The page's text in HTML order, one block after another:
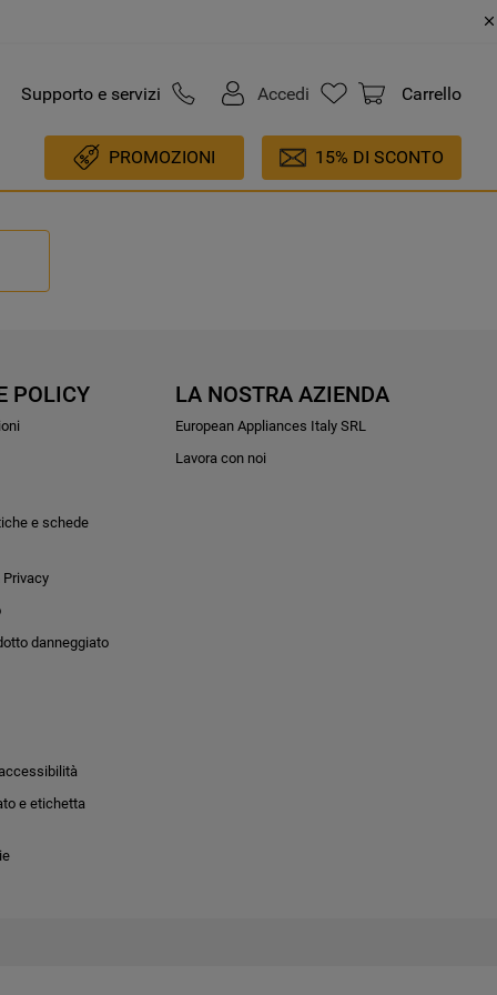
Supporto e servizi Accedi Carrello
PROMOZIONI 15% DI SCONTO
POLICY
e schede
danneggiato
e etichetta
LA NOSTRA AZIENDA
European Appliances Italy SRL
Lavora con noi